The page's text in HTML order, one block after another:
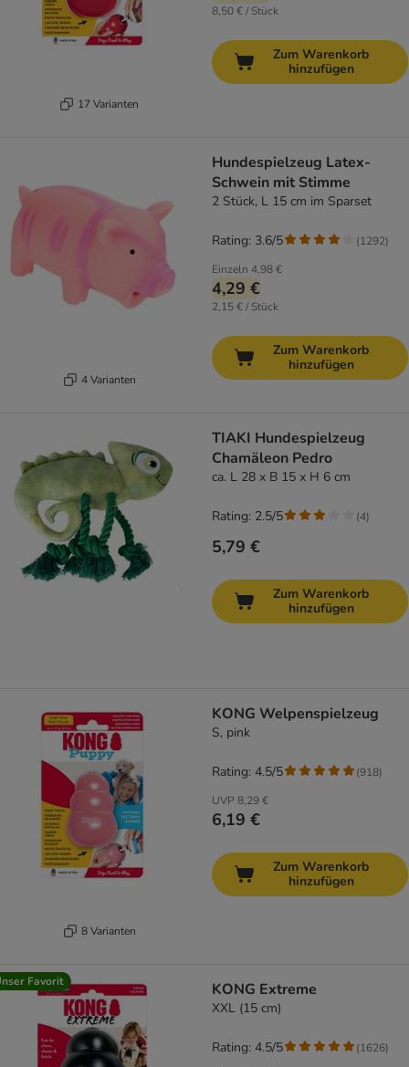
17 Varianten
8,50 € / Stück
Zum Warenkorb
hinzufügen
4 Varianten
Hundespielzeug Latex-
Schwein mit Stimme
2 Stück, L 15 cm im Sparset
Einzeln 4,98 €
4,29 €
2,15 € / Stück
Rating: 3.6/5 (1292)
Zum Warenkorb
hinzufügen
TIAKI Hundespielzeug
Chamäleon Pedro
ca. L 28 x B 15 x H 6 cm
5,79 €
Rating: 2.5/5 (4)
Zum Warenkorb
hinzufügen
8 Varianten
KONG Welpenspielzeug
S, pink
UVP 8,29 €
6,19 €
Rating: 4.5/5 (918)
Zum Warenkorb
hinzufügen
Favorit KONG Extreme
XXL (15 cm)
Rating: 4.5/5 (1626)